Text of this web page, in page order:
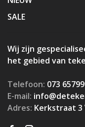
SALE
Wij zijn
het gebied van
Telefoon: 073
E-mail:
Adres: Kerkstraat 3